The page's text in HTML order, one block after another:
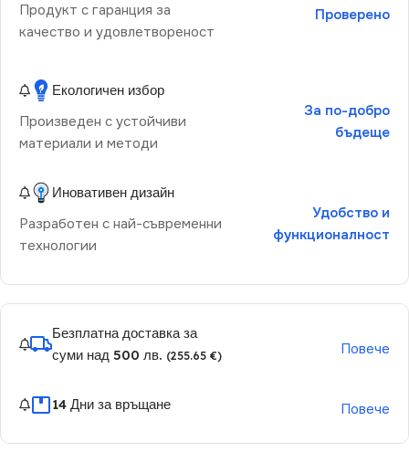
Продукт с гаранция за
качество и удовлетвореност
Проверено
Екологичен избор
Произведен с устойчиви
материали и методи
За по-добро
бъдеще
Иновативен дизайн
Разработен с най-съвременни
технологии
Удобство и
функционалност
Безплатна доставка за
суми над 500 лв. (255.65 €) Повече
14 Дни за връщане Повече